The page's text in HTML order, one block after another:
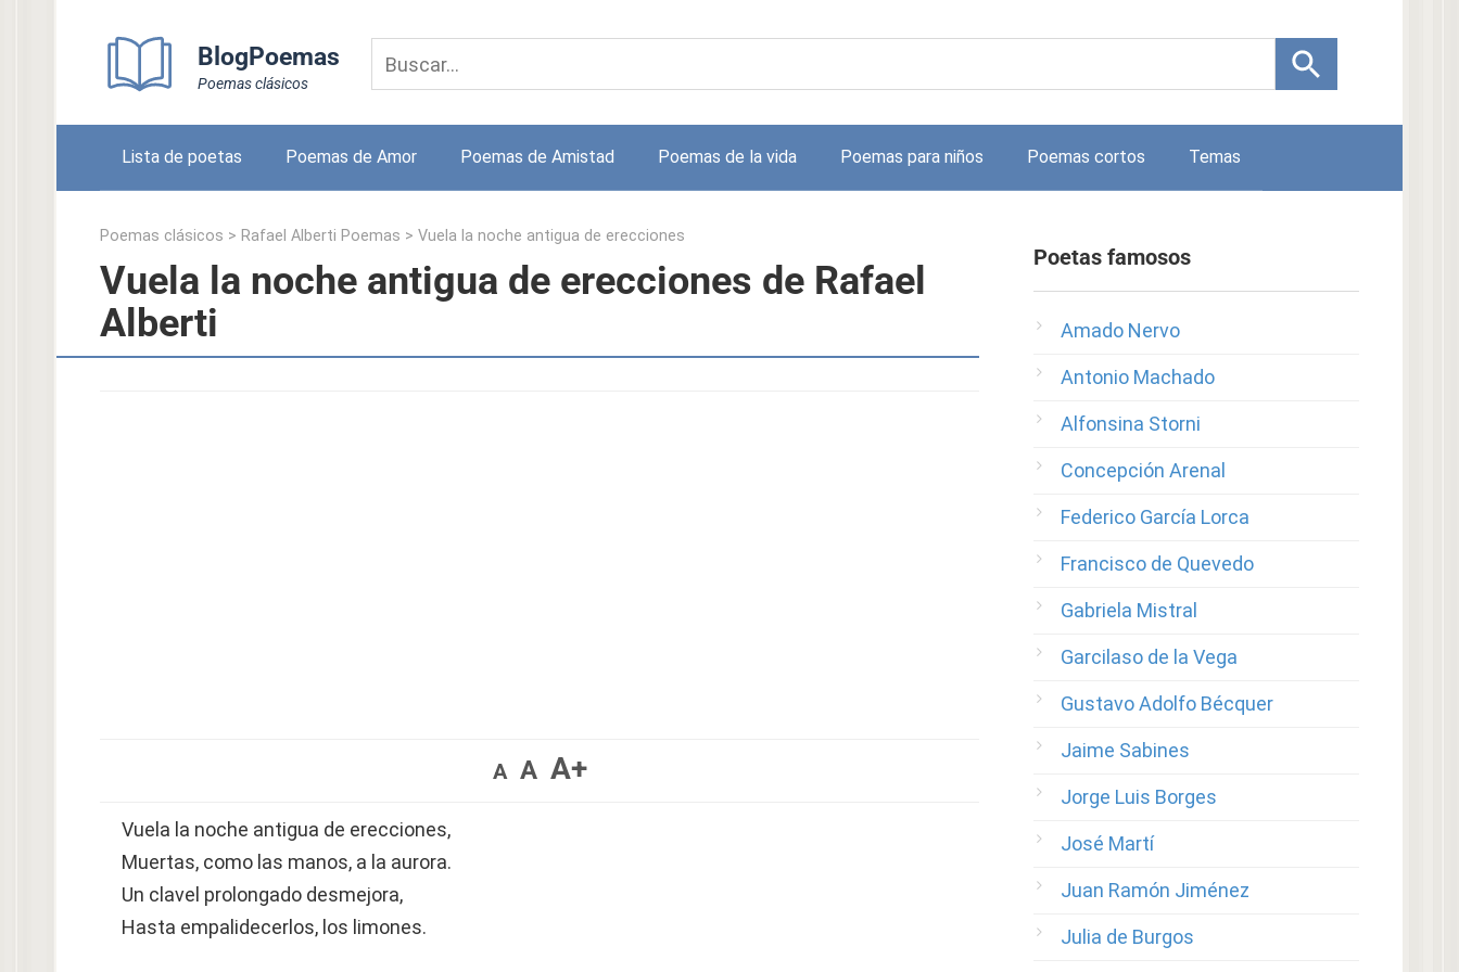
BlogPoemas
Poemas clásicos
Lista de poetas Poemas de Amor Poemas de Amistad Poemas de la vida Poemas para niños Poemas cortos Temas
Poemas clásicos > Rafael Alberti Poemas > Vuela la noche antigua de erecciones
Vuela la noche antigua de erecciones de Rafael
Alberti
A A A+
Vuela la noche antigua de erecciones,
Muertas, como las manos, a la aurora.
Un clavel prolongado desmejora,
Hasta empalidecerlos, los limones.
Poetas famosos
Amado Nervo
Antonio Machado
Alfonsina Storni
Concepción Arenal
Federico García Lorca
Francisco de Quevedo
Gabriela Mistral
Garcilaso de la Vega
Gustavo Adolfo Bécquer
Jaime Sabines
Jorge Luis Borges
José Martí
Juan Ramón Jiménez
Julia de Burgos